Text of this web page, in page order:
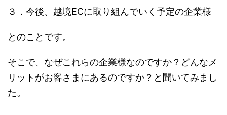
３．今後、越境ECに取り組んでいく予定の企業様
とのことです。
そこで、なぜこれらの企業様なのですか？どんなメ
リットがお客さまにあるのですか？と聞いてみまし
た。